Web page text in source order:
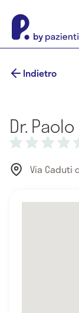
Indietro
Dr.
Via Caduti